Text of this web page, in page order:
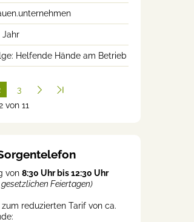
Jahr
Helfende Hände am Betrieb
3
von 11
von 8:30 Uhr bis 12:30 Uhr
Feiertagen)
reduzierten Tarif von ca.